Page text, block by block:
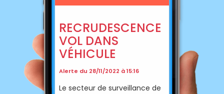
RECRUDESCENCE
VOL DANS
VÉHICULE
Alerte du 28/11/2022 à 15:16
Le secteur de surveillance de